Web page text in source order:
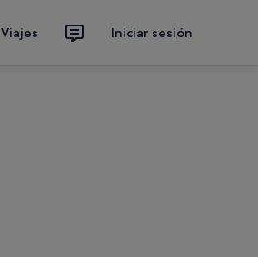
Viajes Iniciar sesión